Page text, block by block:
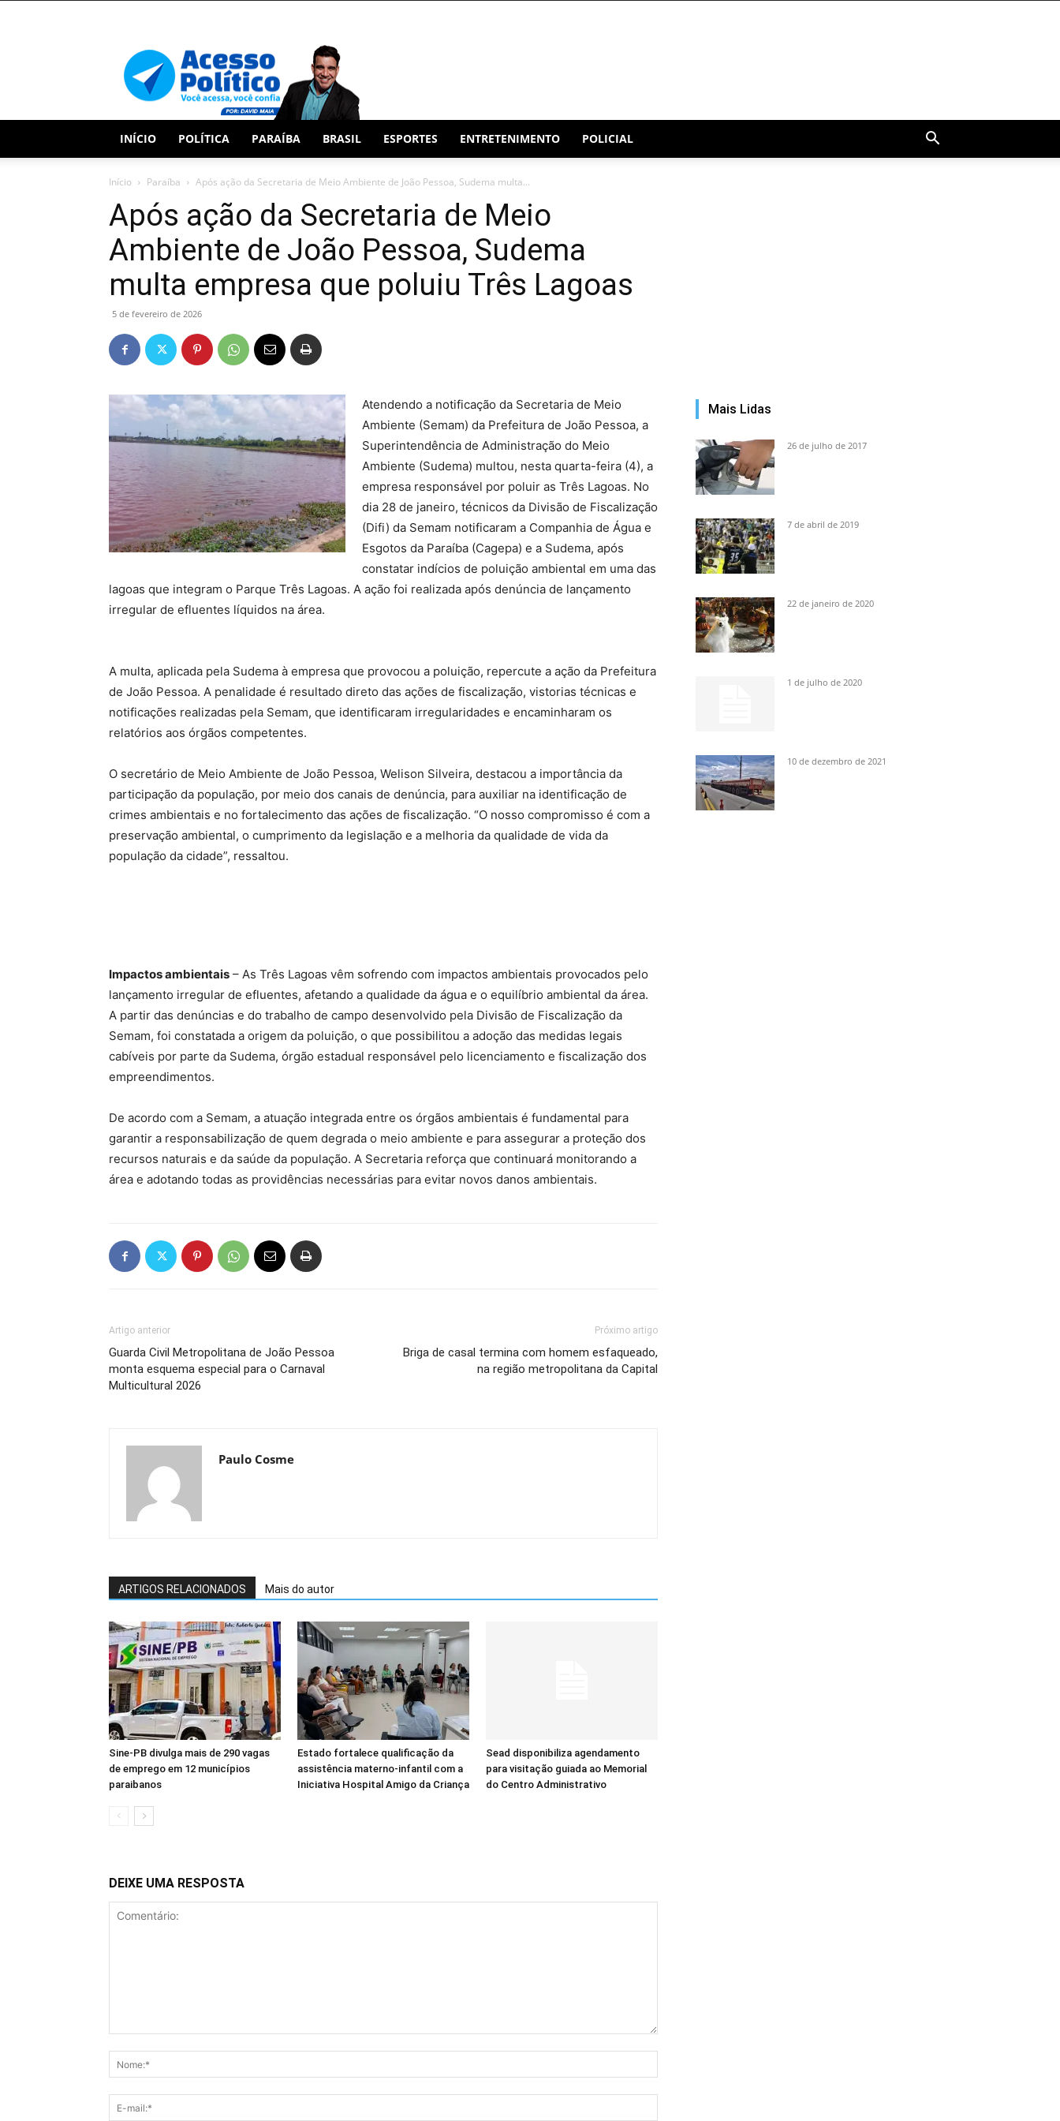
INÍCIO POLÍTICA PARAÍBA BRASIL ESPORTES ENTRETENIMENTO POLICIAL
Início Paraíba Após ação da Secretaria de Meio Ambiente de João Pessoa, Sudema multa...
Após ação da Secretaria de Meio
Ambiente de João Pessoa, Sudema
multa empresa que poluiu Três Lagoas
5 de fevereiro de 2026
Atendendo a notificação da Secretaria de Meio
Ambiente (Semam) da Prefeitura de João Pessoa, a
Superintendência de Administração do Meio
Ambiente (Sudema) multou, nesta quarta-feira (4), a
empresa responsável por poluir as Três Lagoas. No
dia 28 de janeiro, técnicos da Divisão de Fiscalização
(Difi) da Semam notificaram a Companhia de Água e
Esgotos da Paraíba (Cagepa) e a Sudema, após
constatar indícios de poluição ambiental em uma das
lagoas que integram o Parque Três Lagoas. A ação foi realizada após denúncia de lançamento
irregular de efluentes líquidos na área.
A multa, aplicada pela Sudema à empresa que provocou a poluição, repercute a ação da Prefeitura
de João Pessoa. A penalidade é resultado direto das ações de fiscalização, vistorias técnicas e
notificações realizadas pela Semam, que identificaram irregularidades e encaminharam os
relatórios aos órgãos competentes.
O secretário de Meio Ambiente de João Pessoa, Welison Silveira, destacou a importância da
participação da população, por meio dos canais de denúncia, para auxiliar na identificação de
crimes ambientais e no fortalecimento das ações de fiscalização. “O nosso compromisso é com a
preservação ambiental, o cumprimento da legislação e a melhoria da qualidade de vida da
população da cidade”, ressaltou.
Impactos ambientais – As Três Lagoas vêm sofrendo com impactos ambientais provocados pelo
lançamento irregular de efluentes, afetando a qualidade da água e o equilíbrio ambiental da área.
A partir das denúncias e do trabalho de campo desenvolvido pela Divisão de Fiscalização da
Semam, foi constatada a origem da poluição, o que possibilitou a adoção das medidas legais
cabíveis por parte da Sudema, órgão estadual responsável pelo licenciamento e fiscalização dos
empreendimentos.
De acordo com a Semam, a atuação integrada entre os órgãos ambientais é fundamental para
garantir a responsabilização de quem degrada o meio ambiente e para assegurar a proteção dos
recursos naturais e da saúde da população. A Secretaria reforça que continuará monitorando a
área e adotando todas as providências necessárias para evitar novos danos ambientais.
Artigo anterior
Guarda Civil Metropolitana de João Pessoa
monta esquema especial para o Carnaval
Multicultural 2026
Próximo artigo
Briga de casal termina com homem esfaqueado,
na região metropolitana da Capital
Paulo Cosme
ARTIGOS RELACIONADOS Mais do autor
Sine-PB divulga mais de 290 vagas
de emprego em 12 municípios
paraibanos
Estado fortalece qualificação da
assistência materno-infantil com a
Iniciativa Hospital Amigo da Criança
Sead disponibiliza agendamento
para visitação guiada ao Memorial
do Centro Administrativo
DEIXE UMA RESPOSTA
Mais Lidas
26 de julho de 2017
7 de abril de 2019
22 de janeiro de 2020
1 de julho de 2020
10 de dezembro de 2021